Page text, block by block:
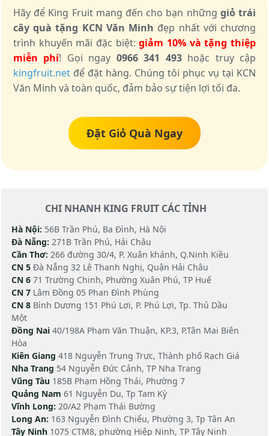
Hãy để King Fruit mang đến cho bạn những giỏ trái
cây quà tặng KCN Văn Minh đẹp nhất với chương
trình khuyến mãi đặc biệt:giảm 10% và tặng thiệp
miễn phí! Gọi ngay 0966 341 493hoặc truy cập
kingfruit.net để đặt hàng. Chúng tôi phục vụ tại KCN
Văn Minh và toàn quốc, đảm bảo sự tiện lợi tối đa.
Đặt Giỏ Quà Ngay
CHI NHANH KING FRUIT CÁC TỈNH
Hà Nội: 56B Trần Phú, Ba Đình, Hà Nội
Đà Nẵng: 271B Trần Phú, Hải Châu
Cần Thơ: 266 đường 30/4, P. Xuân khánh, Q.Ninh Kiều
CN 5 Đà Nẵng 32 Lê Thanh Nghị, Quận Hải Châu
CN 6 71 Trường Chinh, Phường Xuân Phú, TP Huế
CN 7 Lâm Đồng 05 Phan Đình Phùng
CN 8 Bình Dương 151 Phú Lợi, P. Phú Lợi, Tp. Thủ Dầu
Một
Đồng Nai 40/198A Phạm Văn Thuận, KP.3, P.Tân Mai Biên
Hòa
Kiên Giang 418 Nguyễn Trung Trực, Thành phố Rạch Giá
Nha Trang 54 Nguyễn Đức Cảnh, TP Nha Trang
Vũng Tàu 185B Phạm Hồng Thái, Phường 7
Quảng Nam 61 Nguyễn Du, Tp Tam Kỳ
Vĩnh Long: 20/A2 Phạm Thái Bường
Long An: 163 Nguyễn Đình Chiểu, Phường 3, Tp Tân An
Tây Ninh 1075 CTM8, phường Hiệp Ninh, TP Tây Ninh